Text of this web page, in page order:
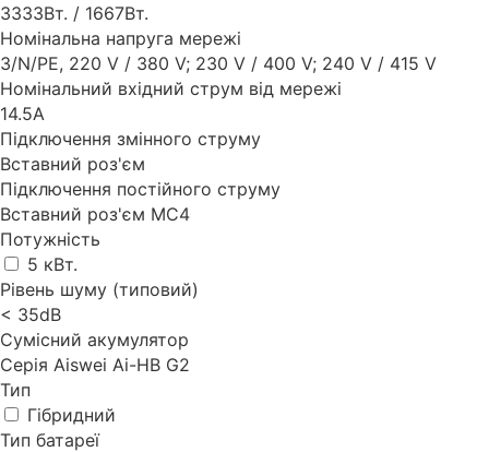
3333Вт. / 1667Вт.
Номінальна напруга мережі
3/N/PE, 220 V / 380 V; 230 V / 400 V; 240 V / 415 V
Номінальний вхідний струм від мережі
14.5А
Підключення змінного струму
Вставний роз'єм
Підключення постійного струму
Вставний роз'єм MC4
Потужність
5 кВт.
Рівень шуму (типовий)
< 35dB
Сумісний акумулятор
Серія Aiswei Ai-HB G2
Тип
Гібридний
Тип батареї